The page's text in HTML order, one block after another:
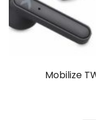
Mobilize